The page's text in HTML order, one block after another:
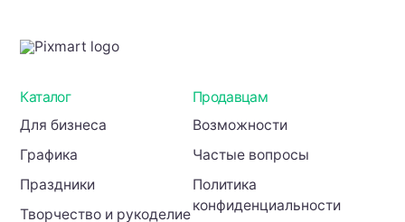
Каталог
Для бизнеса
Графика
Праздники
Творчество и рукоделие
Продавцам
Возможности
Частые вопросы
Политика
конфиденциальности